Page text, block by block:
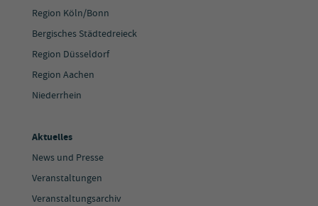
Region Köln/Bonn
Bergisches Städtedreieck
Region Düsseldorf
Region Aachen
Niederrhein
Aktuelles
News und Presse
Veranstaltungen
Veranstaltungsarchiv